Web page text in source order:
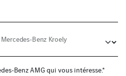
Benz Kroely
Benz AMG qui vous intéresse.*